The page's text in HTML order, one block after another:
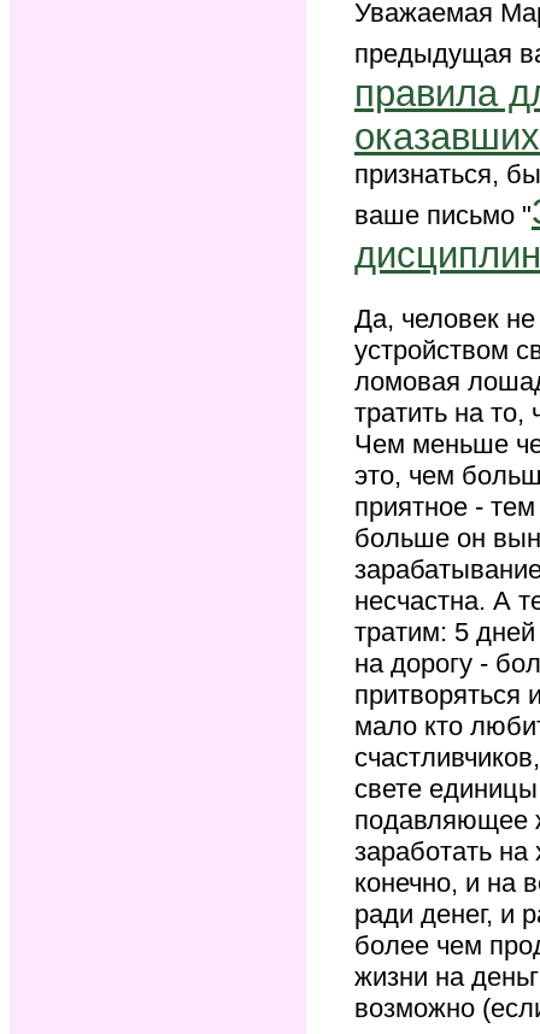
Уважаемая
предыдущая
правила
признаться,
ваше письмо "
Да, человек
устройством
ломовая
тратить на то,
Чем меньше
это, чем
приятное -
больше он
несчастна. А
тратим: 5
на дорогу -
притворяться
мало кто
свете
подавляющее
заработать
конечно, и на
ради денег, и
более чем
жизни на
возможно